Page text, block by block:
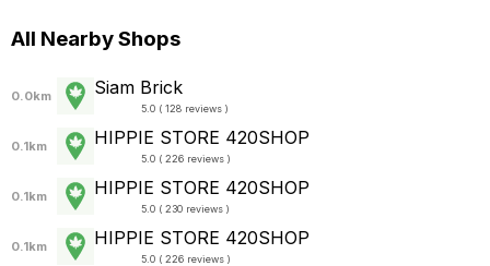
All Nearby Shops
0.0km Siam Brick
5.0 ( 128 reviews )
0.1km HIPPIE STORE 420SHOP
5.0 ( 226 reviews )
0.1km HIPPIE STORE 420SHOP
5.0 ( 230 reviews )
0.1km HIPPIE STORE 420SHOP
5.0 ( 226 reviews )